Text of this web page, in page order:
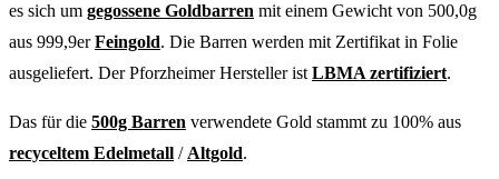
es sich um gegossene Goldbarren mit einem Gewicht von 500,0g
aus 999,9erFeingold. Die Barren werden mit Zertifikat in Folie
ausgeliefert. Der Pforzheimer Hersteller ist LBMA zertifiziert.
Das für die 500g Barren verwendete Gold stammt zu 100% aus
recyceltem Edelmetall / Altgold.